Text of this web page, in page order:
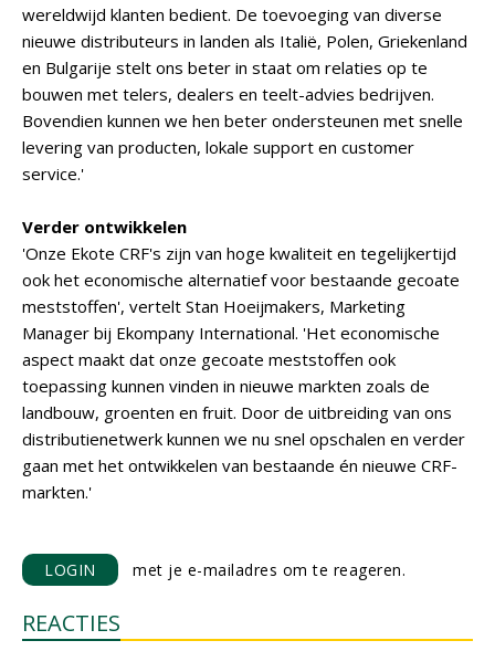
wereldwijd klanten bedient. De toevoeging van diverse
nieuwe distributeurs in landen als Italië, Polen, Griekenland
en Bulgarije stelt ons beter in staat om relaties op te
bouwen met telers, dealers en teelt-advies bedrijven.
Bovendien kunnen we hen beter ondersteunen met snelle
levering van producten, lokale support en customer
service.'
Verder ontwikkelen
'Onze Ekote CRF's zijn van hoge kwaliteit en tegelijkertijd
ook het economische alternatief voor bestaande gecoate
meststoffen', vertelt Stan Hoeijmakers, Marketing
Manager bij Ekompany International. 'Het economische
aspect maakt dat onze gecoate meststoffen ook
toepassing kunnen vinden in nieuwe markten zoals de
landbouw, groenten en fruit. Door de uitbreiding van ons
distributienetwerk kunnen we nu snel opschalen en verder
gaan met het ontwikkelen van bestaande én nieuwe CRF-
markten.'
LOGIN met je e-mailadres om te reageren.
REACTIES